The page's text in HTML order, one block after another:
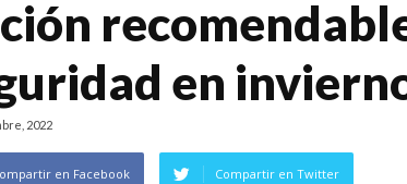
en
2022
en Facebook Compartir en Twitter